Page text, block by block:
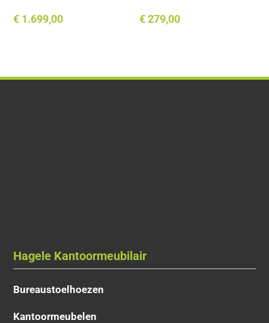
€ 1.699,00 €279,00
Hagele Kantoormeubilair
Bureaustoelhoezen
Kantoormeubelen